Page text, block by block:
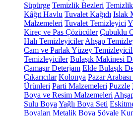
Süpürge Temizlik Bezleri
Kâğıt Havlu Tuvalet Kağıdı Islak
Malzemeleri Tuvalet Temizleyici
Kireç ve Pas Çözücüler Çubuklu
Halı Temizleyiciler Ahşap
Cam ve Parlak Yüzey
Temizleyiciler Bulaşık Makinesi
Çamaşır Deterjanı Elde Bulaşık
Çıkarıcılar Kolonya Pazar Arabası
Ürünleri Parti Malzemeleri Puzzle
Boya ve Resim Malzemeleri
Sulu Boya Yağlı Boya Seti
Boyaları Metalik Boya Şövale